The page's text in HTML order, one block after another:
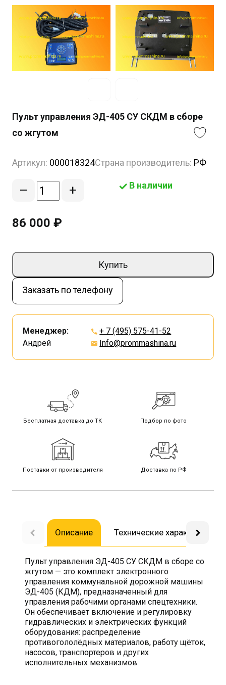
Пульт управления ЭД-405 СУ СКДМ в сборе
со жгутом
Артикул: 000018324Страна производитель: РФ
– + В наличии
86 000 ₽
Купить
Заказать по телефону
Менеджер:
Андрей
+ 7 (495) 575-41-52
Info@prommashina.ru
Бесплатная доставка до ТК Подбор по фото
Поставки от производителя Доставка по РФ
Описание Технические
Пульт управления ЭД-405 СУ СКДМ в сборе со
жгутом — это комплект электронного
управления коммунальной дорожной машины
ЭД-405 (КДМ), предназначенный для
управления рабочими органами спецтехники.
Он обеспечивает включение и регулировку
гидравлических и электрических функций
оборудования: распределение
противогололёдных материалов, работу щёток,
насосов, транспортеров и других
исполнительных механизмов.